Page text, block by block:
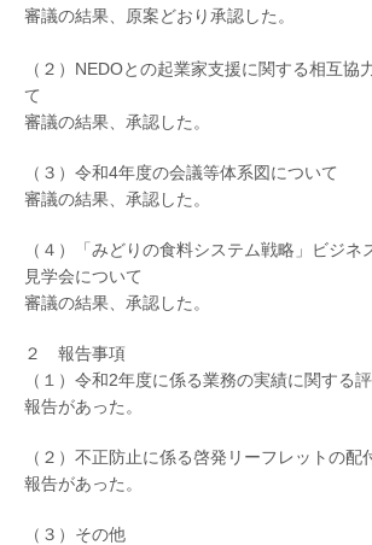
審議の結果、原案どおり承認した。
（２）NEDOとの起業家支援に関する相互協
て
審議の結果、承認した。
（３）令和4年度の会議等体系図について
審議の結果、承認した。
（４）「みどりの食料システム戦略」ビジネ
見学会について
審議の結果、承認した。
２ 報告事項
（１）令和2年度に係る業務の実績に関する
報告があった。
（２）不正防止に係る啓発リーフレットの配
報告があった。
（３）その他